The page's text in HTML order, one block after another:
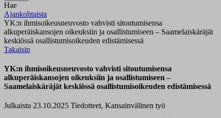
Hae
Ajankohtaista
YK:n ihmisoikeusneuvosto vahvisti sitoutumisensa
alkuperäiskansojen oikeuksiin ja osallistumiseen – Saamelaiskäräjät
keskiössä osallistumisoikeuden edistämisessä
Takaisin
YK:n ihmisoikeusneuvosto vahvisti sitoutumisensa
alkuperäiskansojen oikeuksiin ja osallistumiseen –
Saamelaiskäräjät keskiössä osallistumisoikeuden edistämisessä
Julkaistu 23.10.2025 Tiedotteet, Kansainvälinen työ